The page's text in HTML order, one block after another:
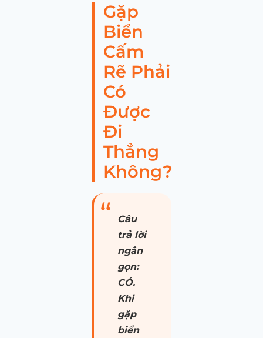
Gặp
Biển
Cấm
Rẽ Phải
Có
Được
Đi
Thẳng
Không?
Câu
trả lời
ngắn
gọn:
CÓ.
Khi
gặp
biển